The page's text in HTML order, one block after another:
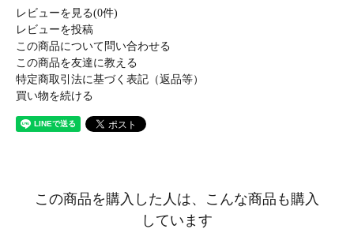
レビューを見る(0件)
レビューを投稿
この商品について問い合わせる
この商品を友達に教える
特定商取引法に基づく表記（返品等）
買い物を続ける
この商品を購入した人は、こんな商品も購入
しています